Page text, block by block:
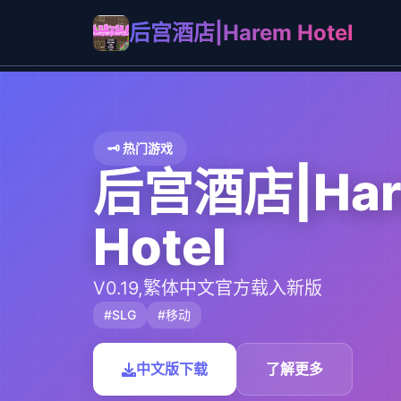
后宫酒店|Harem Hotel
🗝️ 热门游戏
后宫酒店
Hotel
V0.19,繁体中文官方载入新版
#SLG #移动
中文版下载 了解更多